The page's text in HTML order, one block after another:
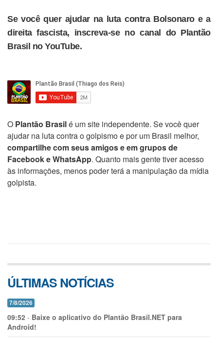
Se você quer ajudar na luta contra Bolsonaro e a
direita fascista, inscreva-se no canal do Plantão
Brasil no YouTube.
O Plantão Brasilé um site independente. Se você quer
ajudar na luta contra o golpismo e por um Brasil melhor,
compartilhe com seus amigos e em grupos de
Facebook e WhatsApp. Quanto mais gente tiver acesso
às informações, menos poder terá a manipulação da mídia
golpista.
ÚLTIMAS NOTÍCIAS
7/8/2026
09:52 - Baixe o aplicativo do Plantão Brasil.NET para
Android!